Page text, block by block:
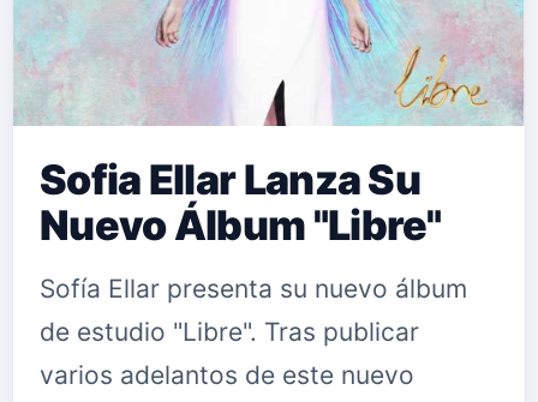
Sofia Ellar Lanza Su
Nuevo Álbum "Libre"
Sofía Ellar presenta su nuevo álbum
de estudio "Libre". Tras publicar
varios adelantos de este nuevo